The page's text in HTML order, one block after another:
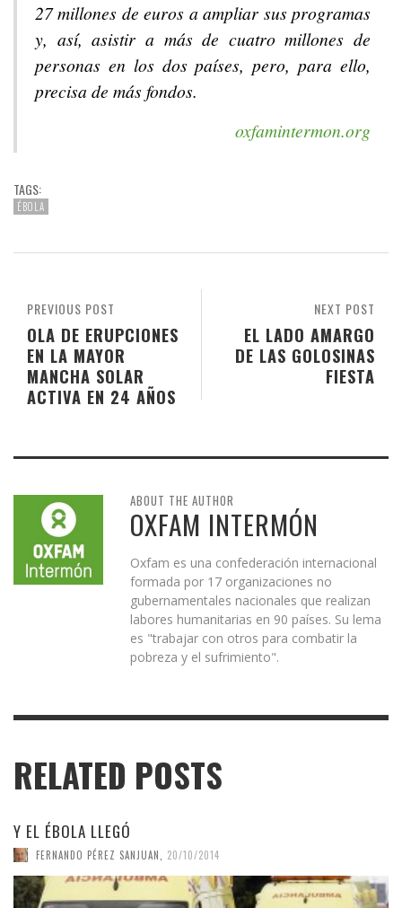
27 millones de euros a ampliar sus programas
y, así, asistir a más de cuatro millones de
personas en los dos países, pero, para ello,
precisa de más fondos.
oxfamintermon.org
TAGS:
ÉBOLA
NEXT POST
EL LADO AMARGO
DE LAS GOLOSINAS
FIESTA
PREVIOUS POST
OLA DE ERUPCIONES
EN LA MAYOR
MANCHA SOLAR
ACTIVA EN 24 AÑOS
ABOUT THE AUTHOR
OXFAM INTERMÓN
Oxfam es una confederación internacional
formada por 17 organizaciones no
gubernamentales nacionales que realizan
labores humanitarias en 90 países. Su lema
es "trabajar con otros para combatir la
pobreza y el sufrimiento".
RELATED POSTS
Y EL ÉBOLA LLEGÓ
FERNANDO PÉREZ SANJUAN 20/10/2014